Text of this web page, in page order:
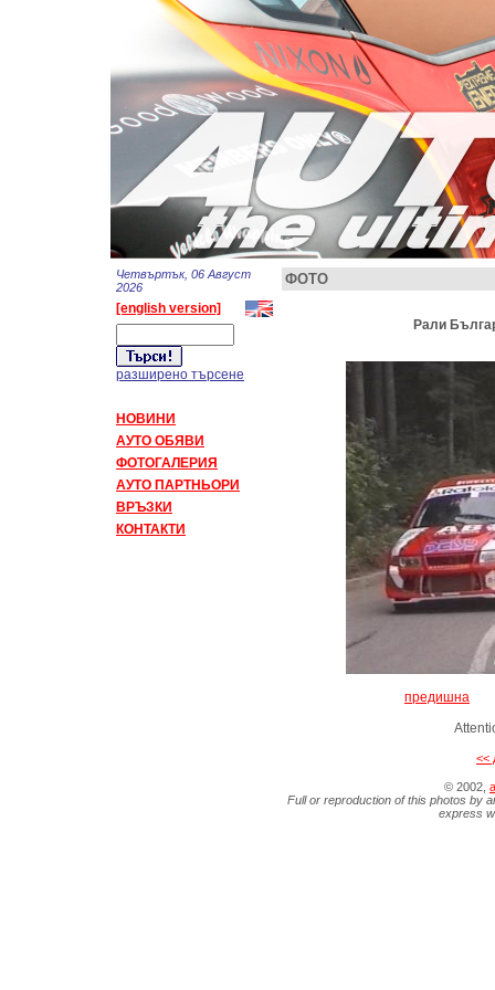
Четвъртък, 06 Август
2026
[english version]
разширено търсене
НОВИНИ
АУТО ОБЯВИ
ФОТОГАЛЕРИЯ
АУТО ПАРТНЬОРИ
ВРЪЗКИ
КОНТАКТИ
ФОТО
Рали
предишна
<<
© 2002,
Full or reproduction of this photos by
express